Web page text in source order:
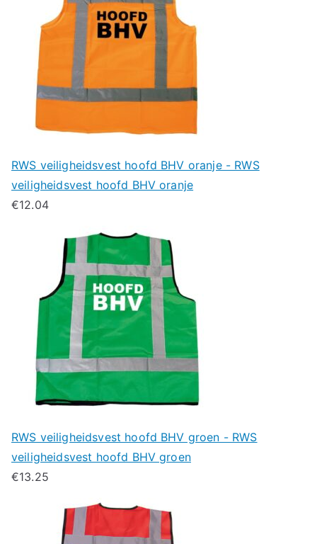
RWS veiligheidsvest hoofd BHV oranje - RWS
veiligheidsvest hoofd BHV oranje
€12.04
RWS veiligheidsvest hoofd BHV groen - RWS
veiligheidsvest hoofd BHV groen
€13.25